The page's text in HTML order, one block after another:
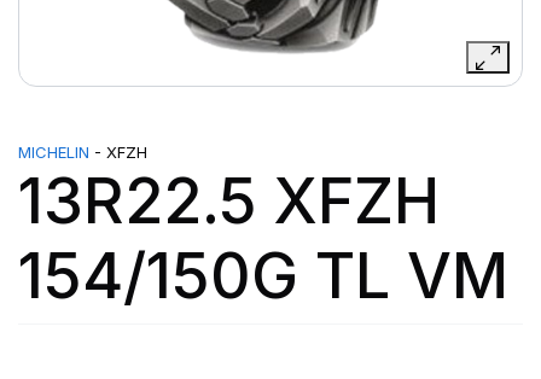
MICHELIN - XFZH
13R22.5 XFZH
154/150G TL VM